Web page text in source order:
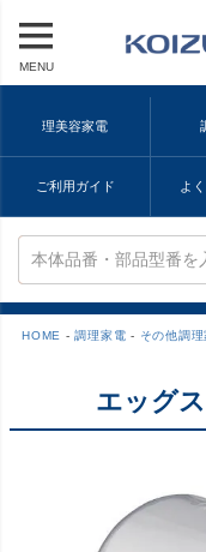
MENU
理美容家電
ご利用ガイド よ
HOME 調理家電 その他調理
エッグ